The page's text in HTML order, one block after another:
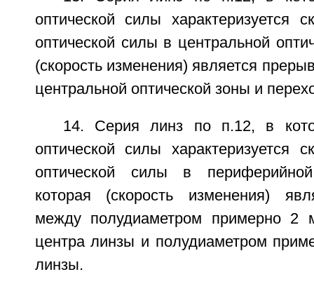
оптической силы характеризуется
оптической силы в центральной
(скорость изменения) является
центральной оптической зоны и
14. Серия линз по п.12, в
оптической силы характеризуется
оптической силы в
которая (скорость изменения)
между полудиаметром примерно 2
центра линзы и полудиаметром
линзы.